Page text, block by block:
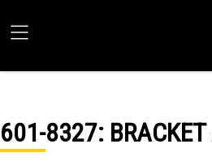
601-8327: